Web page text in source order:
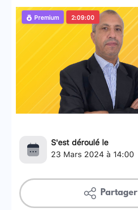
Premium 2:09:00
S'est déroulé le
23 Mars 2024 à 14:00
Partager